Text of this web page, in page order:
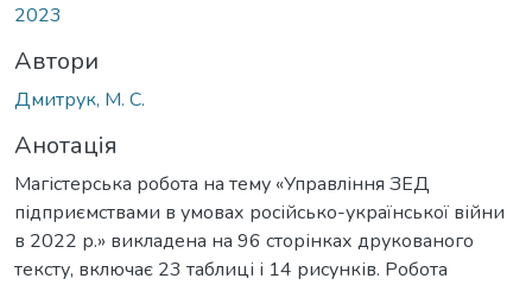
2023
Автори
Дмитрук, М. С.
Анотація
Магістерська робота на тему «Управління ЗЕД
підприємствами в умовах російсько-української війни
в 2022 р.» викладена на 96 сторінках друкованого
тексту, включає 23 таблиці і 14 рисунків. Робота